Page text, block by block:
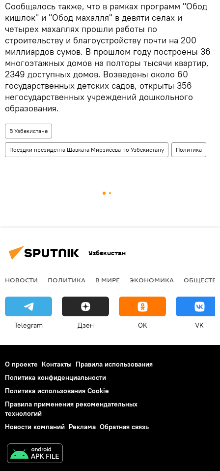
Сообщалось также, что в рамках программ "Обод
кишлок" и "Обод махалля" в девяти селах и
четырех махаллях прошли работы по
строительству и благоустройству почти на 200
миллиардов сумов. В прошлом году построены 36
многоэтажных домов на полторы тысячи квартир,
2349 доступных домов. Возведены около 60
государственных детских садов, открыты 356
негосударственных учреждений дошкольного
образования.
В Узбекистане
Поездки президента Шавката Мирзиёева по Узбекистану Политика
Узбекистан
НОВОСТИ ПОЛИТИКА В МИРЕ ЭКОНОМИКА
Telegram Дзен OK VK
О проекте Контакты Правила использования
Политика конфиденциальности
Политика использования Cookie
Правила применения рекомендательных
технологий
Новости компаний Реклама Обратная связь